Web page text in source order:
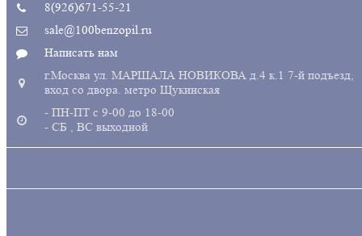
8(926)671-55-21
sale@100benzopil.ru
Написать нам
г.Москва ул. МАРШАЛА НОВИКОВА д.4 к.1 7-й подъезд,
вход со двора. метро Щукинская
- ПН-ПТ с 9-00 до 18-00
- СБ , ВС выходной